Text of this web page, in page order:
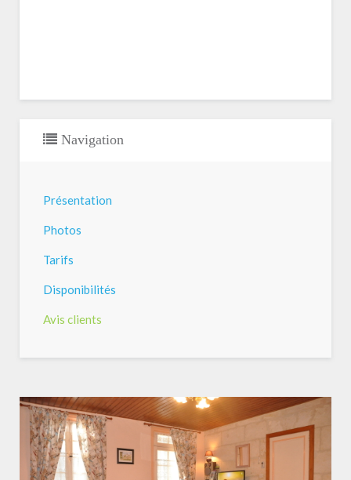
Navigation
Présentation
Photos
Tarifs
Disponibilités
Avis clients